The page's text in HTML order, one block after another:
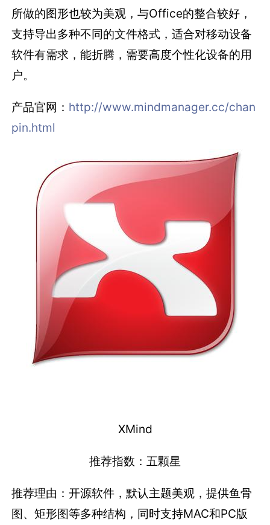
所做的图形也较为美观，与Office的整合较好，
支持导出多种不同的文件格式，适合对移动设备
软件有需求，能折腾，需要高度个性化设备的用
户。
产品官网： http://www.mindmanager.cc/chan
pin.html
XMind
推荐指数：五颗星
推荐理由：开源软件，默认主题美观，提供鱼骨
图、矩形图等多种结构，同时支持MAC和PC版